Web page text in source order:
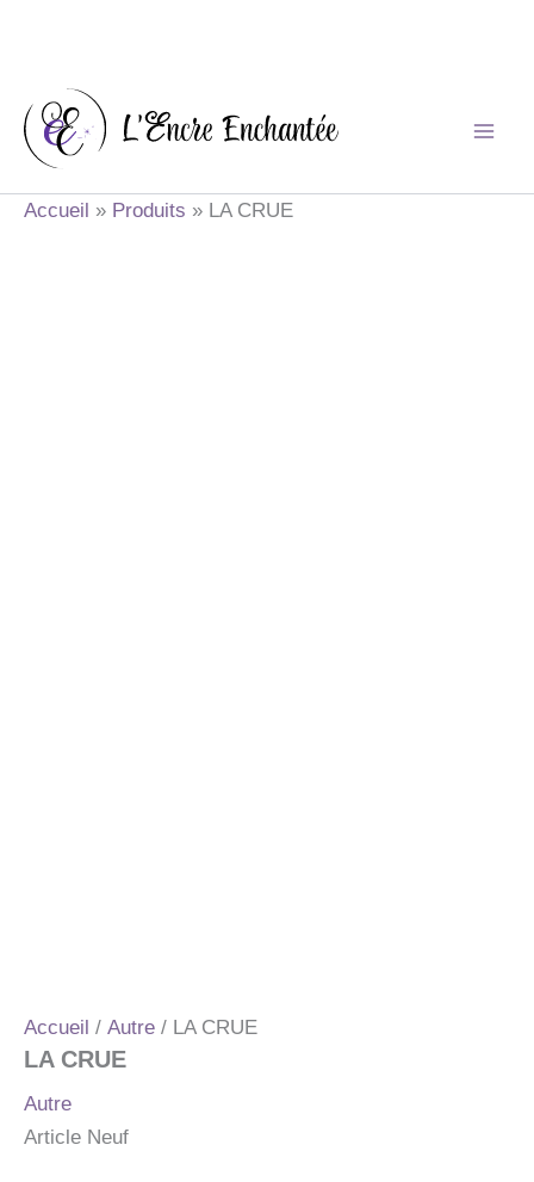
contenu
Accueil Produits LA CRUE
Accueil / Autre / LA CRUE
LA CRUE
Autre
Article Neuf